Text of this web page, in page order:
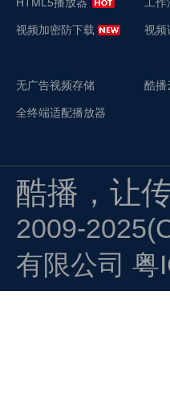
视频加密防下载
无广告视频存储
全终端适配播放器
视频
酷播
酷播，让
2009-
有限公司 粤